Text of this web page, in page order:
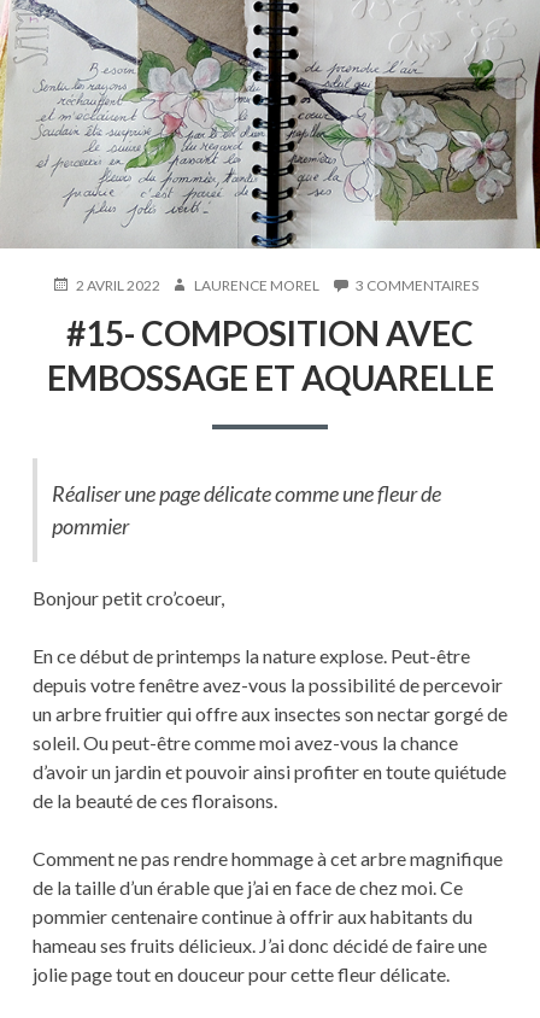
PUBLIÉ2 AVRIL 2022 AUTEUR
LAURENCE MOREL 3 COMMENTAIRESSUR
ET
#15- COMPOSITION AVEC
EMBOSSAGE ET AQUARELLE
Réaliser une page délicate comme une fleur de
pommier
Bonjour petit cro’coeur,
En ce début de printemps la nature explose. Peut-être
depuis votre fenêtre avez-vous la possibilité de percevoir
un arbre fruitier qui offre aux insectes son nectar gorgé de
soleil. Ou peut-être comme moi avez-vous la chance
d’avoir un jardin et pouvoir ainsi profiter en toute quiétude
de la beauté de ces floraisons.
Comment ne pas rendre hommage à cet arbre magnifique
de la taille d’un érable que j’ai en face de chez moi. Ce
pommier centenaire continue à offrir aux habitants du
hameau ses fruits délicieux. J’ai donc décidé de faire une
jolie page tout en douceur pour cette fleur délicate.